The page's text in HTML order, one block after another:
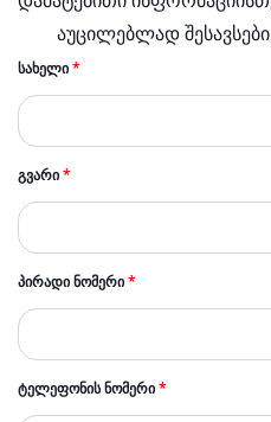
აუცილებლად
ᲡᲐᲮᲔᲚᲘ*
ᲒᲕᲐᲠᲘ*
ᲞᲘᲠᲐᲓᲘ ᲜᲝᲛᲔᲠᲘ*
ᲢᲔᲚᲔᲤᲝᲜᲘᲡ ᲜᲝᲛᲔᲠᲘ*